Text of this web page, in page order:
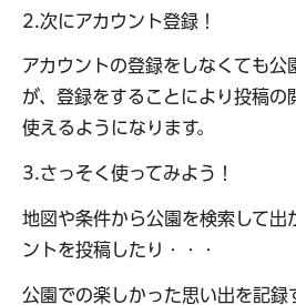
2.次にアカウント登録！
アカウントの登録をしなくても公
が、登録をすることにより投稿の
使えるようになります。
3.さっそく使ってみよう！
地図や条件から公園を検索して出
ントを投稿したり・・・
公園での楽しかった思い出を記録